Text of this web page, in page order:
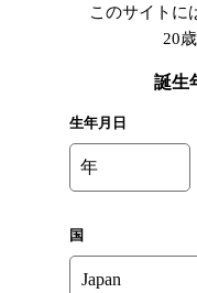
このサイトに
20
誕生
生年月日
年
国